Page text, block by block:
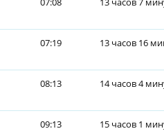
07:19 13 часов 16
08:13 14 часов 4
09:13 15 часов 1